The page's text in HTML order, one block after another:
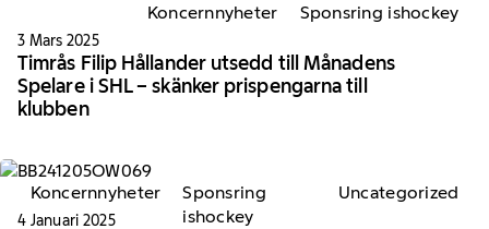
Koncernnyheter Sponsring ishockey
3 Mars 2025
Timrås Filip Hållander utsedd till Månadens
Spelare i SHL – skänker prispengarna till
klubben
Koncernnyheter
Sponsring
ishockey
Uncategorized
4 Januari 2025